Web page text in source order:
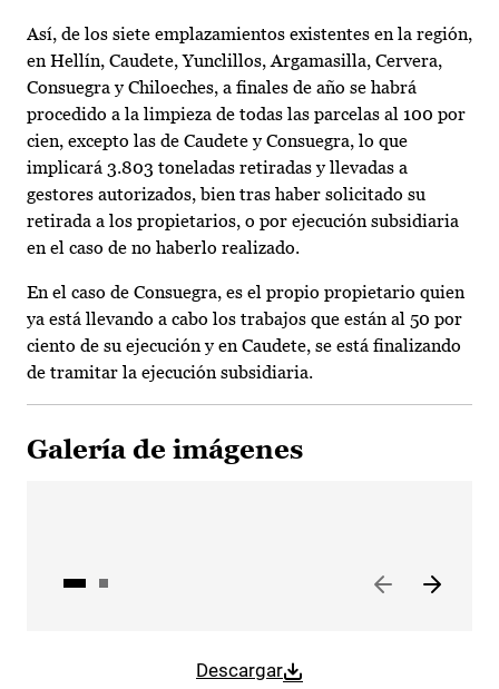
Así, de los siete emplazamientos existentes en la región,
en Hellín, Caudete, Yunclillos, Argamasilla, Cervera,
Consuegra y Chiloeches, a finales de año se habrá
procedido a la limpieza de todas las parcelas al 100 por
cien, excepto las de Caudete y Consuegra, lo que
implicará 3.803 toneladas retiradas y llevadas a
gestores autorizados, bien tras haber solicitado su
retirada a los propietarios, o por ejecución subsidiaria
en el caso de no haberlo realizado.
En el caso de Consuegra, es el propio propietario quien
ya está llevando a cabo los trabajos que están al 50 por
ciento de su ejecución y en Caudete, se está finalizando
de tramitar la ejecución subsidiaria.
Galería de imágenes
Descargar